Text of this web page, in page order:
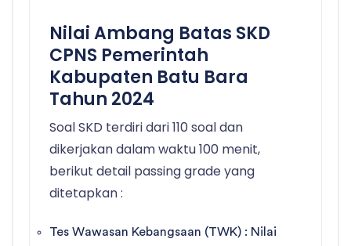
Nilai Ambang Batas SKD
CPNS Pemerintah
Kabupaten Batu Bara
Tahun 2024
Soal SKD terdiri dari 110 soal dan
dikerjakan dalam waktu 100 menit,
berikut detail passing grade yang
ditetapkan :
Tes Wawasan Kebangsaan (TWK) : Nilai